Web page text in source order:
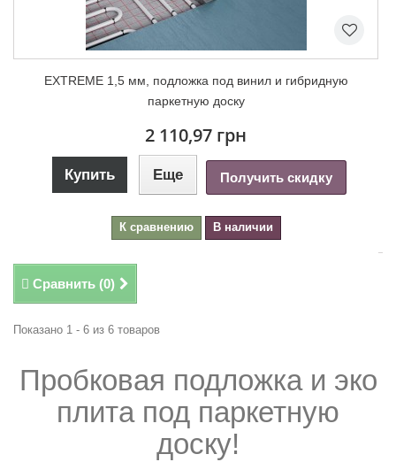
Пробковая подложка и эко
плита под паркетную
доску!
Сравнить (0)
Показано 1 - 6 из 6 товаров
EXTREME 1,5 мм, подложка под винил и гибридную
паркетную доску
2 110,97 грн
Купить Еще Получить скидку
К сравнению В наличии